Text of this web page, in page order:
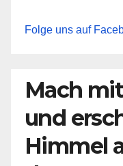
Folge uns auf
Mach
und
Himmel